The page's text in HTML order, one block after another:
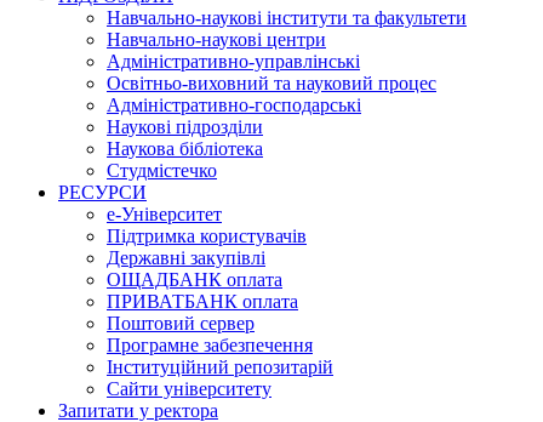
Навчально-наукові інститути та факультети
Навчально-наукові центри
Адміністративно-управлінські
Освітньо-виховний та науковий процес
Адміністративно-господарські
Наукові підрозділи
Наукова бібліотека
Студмістечко
РЕСУРСИ
е-Університет
Підтримка користувачів
Державні закупівлі
ОЩАДБАНК оплата
ПРИВАТБАНК оплата
Поштовий сервер
Програмне забезпечення
Інституційний репозитарій
Сайти університету
Запитати у ректора